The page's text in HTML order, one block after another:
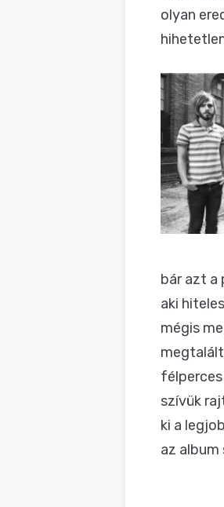
olyan
bár azt a
aki
mégis
szívük
ki a
az